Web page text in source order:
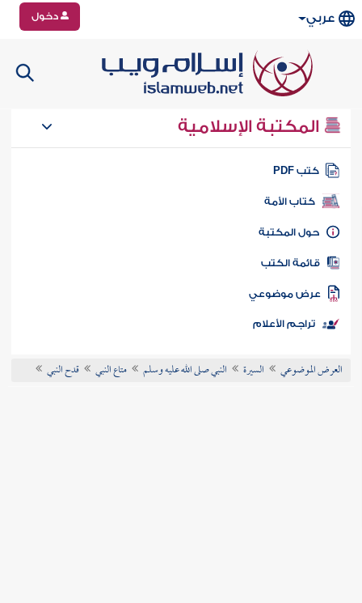
عربي دخول
المكتبة الإسلامية
كتب PDF
كتاب الأمة
المكتبة
الكتب
موضوعي
تراجم الأعلام
العرض الموضوعي السيرة النبي صلى الله عليه وسلم متاع النبي قدح النبي